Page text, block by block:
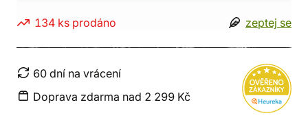
134 ks prodáno zeptej se
60 dní na vrácení
Doprava zdarma nad 2 299 Kč